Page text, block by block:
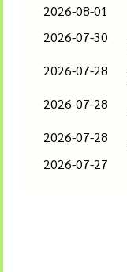
2026-08-01
2026-07-30
2026-07-28
2026-07-28
2026-07-28
2026-07-27